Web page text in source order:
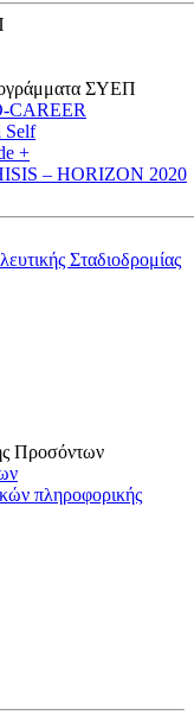
ΣΥΕΠ
CAREER
Self
+
– HORIZON 2020
Σταδιοδρομίας
Προσόντων
πληροφορικής